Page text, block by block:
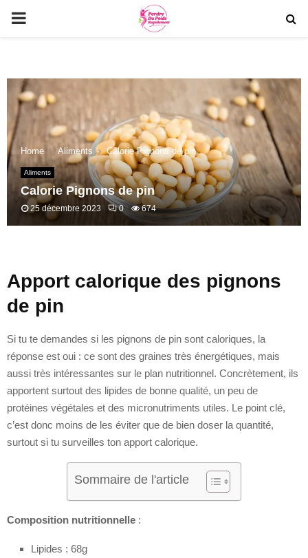
PRIMARY
Home Aliments Calorie Pignons de pin
Aliments
Calorie Pignons de pin
25 décembre 2023 0 674
Apport calorique des pignons
de pin
Si tu te demandes si les pignons de pin sont caloriques, la
réponse est oui : ce sont des graines très énergétiques, mais
aussi très intéressantes sur le plan nutritionnel. Concrètement, ils
apportent surtout des lipides de bonne qualité, un peu de
protéines végétales et des micronutriments utiles. Le point clé,
c’est donc moins de les éviter que de bien doser la quantité,
surtout si tu surveilles ton apport calorique.
Sommaire de l'article
Composition nutritionnelle :
Lipides : 68g